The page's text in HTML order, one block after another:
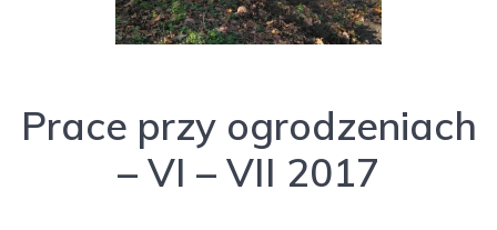
Prace przy ogrodzeniach
– VI – VII 2017